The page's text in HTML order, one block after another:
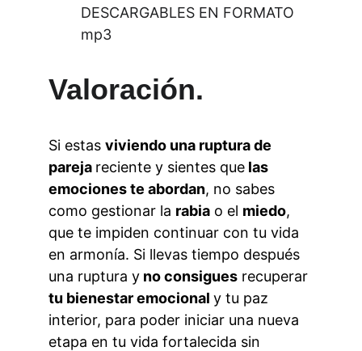
DESCARGABLES EN FORMATO
mp3
Valoración.
Si estas viviendo una ruptura de
pareja reciente y sientes que las
emociones te abordan, no sabes
como gestionar la rabia o el miedo,
que te impiden continuar con tu vida
en armonía. Si llevas tiempo después
una ruptura y no consigues recuperar
tu bienestar emocional y tu paz
interior, para poder iniciar una nueva
etapa en tu vida fortalecida sin